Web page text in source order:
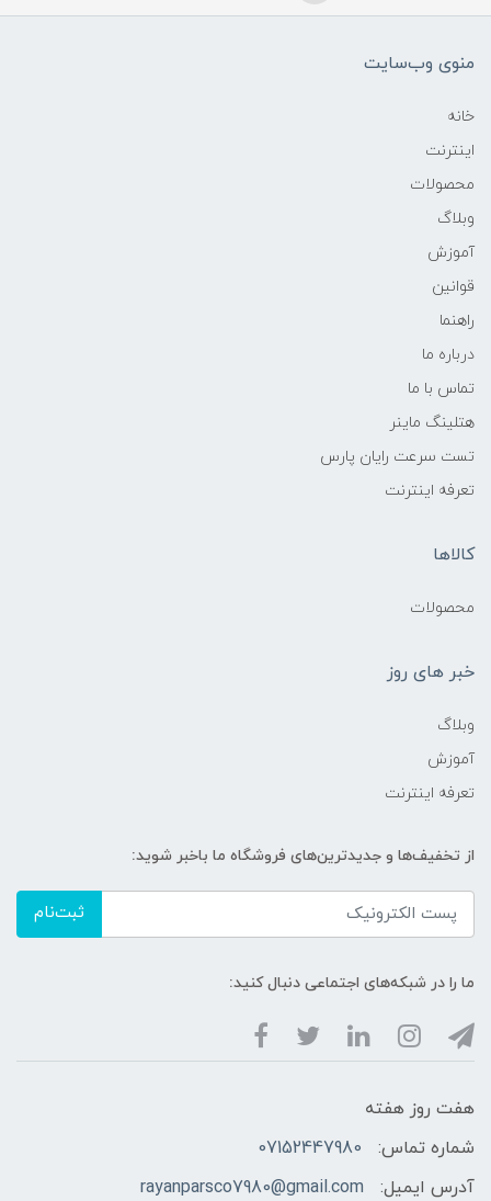
منوی وب‌سایت
خانه
اینترنت
محصولات
وبلاگ
آموزش
قوانین
راهنما
درباره ما
تماس با ما
هتلینگ ماینر
تست سرعت رایان پارس
تعرفه اینترنت
کالاها
محصولات
خبر های روز
وبلاگ
آموزش
تعرفه اینترنت
از تخفیف‌ها و جدیدترین‌های فروشگاه ما باخبر شوید:
ثبت‌نام
ما را در شبکه‌های اجتماعی دنبال کنید:
هفت روز هفته
شماره تماس:
07152447980
آدرس ایمیل:
rayanparsco7980@gmail.com